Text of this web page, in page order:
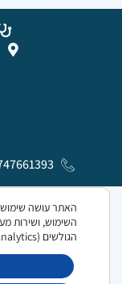
© כל
השימוש, ושירות
הגולשים (Google Analytics)